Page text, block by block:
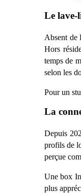
Le lave-
Absent de
Hors
temps de
selon les
Pour un
La
Depuis
profils de
perçue
Une box
plus appré